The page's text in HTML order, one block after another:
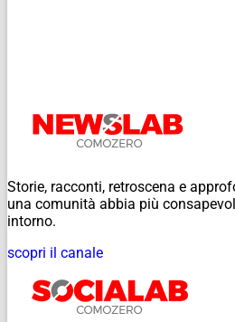
Storie, racconti, retroscena e
una comunità abbia più
intorno.
scopri il canale